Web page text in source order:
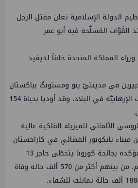
الدولة الإسلامية تعلن مقتل الرجل
القُوَّات المُسلَّحة فيه أبو عمر
المملكة المتحدة خلفاً لديفيد
كبيرين في مدينتيّ بنو ومستونگ بباكستان
صُنفا من أعنف التفجيرات الإرهابيَّة في البلاد، وقد أوديا بحياة 154
الألماني للفيزياء الفلكية عالية
ميناء بايكونور الفضائي في كازاخستان.
2020 - عدد الإصابات المؤكدة بجائحة كورونا يتخطّى حاجز 13
مليون شخص حول العالم، من بينهم أكثر من 570 ألف حالة وفاة